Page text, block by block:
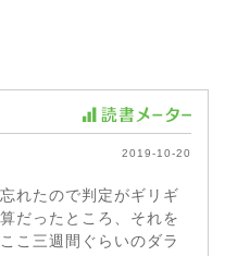
2019-10-20
れたので判定がギリギ
だったところ、それを
こ三週間ぐらいのダラ